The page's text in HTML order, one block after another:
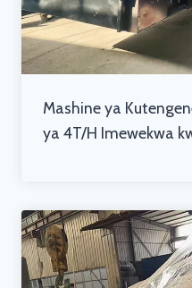
Mashine ya
ya 4T/H Imewekwa